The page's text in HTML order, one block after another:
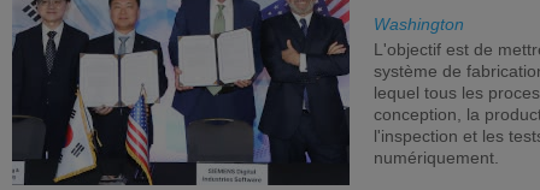
Washington
L'objectif est de
système de
lequel tous les
conception, la
l'inspection et les
numériquement.